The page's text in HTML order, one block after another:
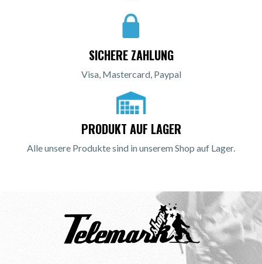
SICHERE ZAHLUNG
Visa, Mastercard, Paypal
PRODUKT AUF LAGER
Alle unsere Produkte sind in unserem Shop auf Lager.